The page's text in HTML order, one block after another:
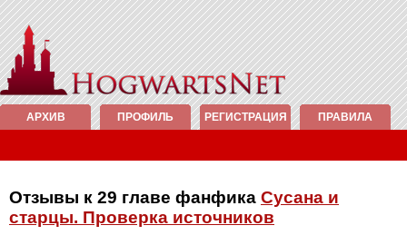
АРХИВ ПРОФИЛЬ РЕГИСТРАЦИЯ ПРАВИЛА
Отзывы к 29 главе фанфика Сусана и
старцы. Проверка источников